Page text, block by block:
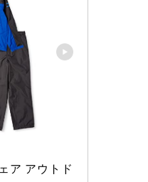
ア アウトド